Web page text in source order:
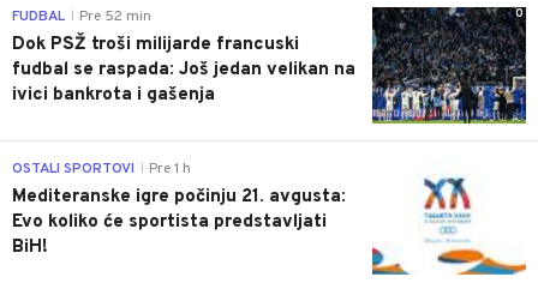
0
FUDBAL Pre 52 min
Dok PSŽ troši milijarde francuski
fudbal se raspada: Još jedan velikan na
ivici bankrota i gašenja
OSTALI SPORTOVI Pre 1 h
Mediteranske igre počinju 21. avgusta:
Evo koliko će sportista predstavljati
BiH!